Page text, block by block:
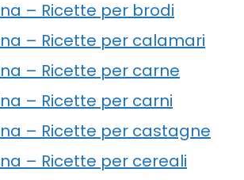
– Ricette per brodi
– Ricette per calamari
– Ricette per carne
– Ricette per carni
– Ricette per castagne
– Ricette per cereali